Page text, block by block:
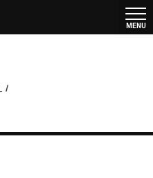
メニ
MENU